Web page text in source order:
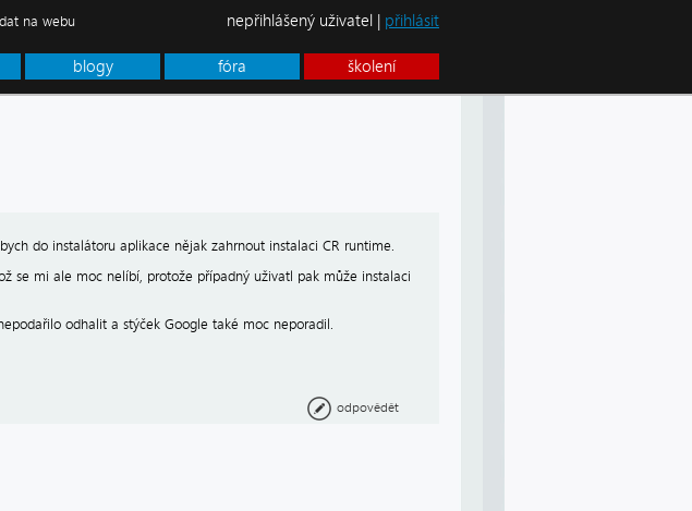
blogy fóra školení
na webu nepřihlášený uživatel | přihlásit
do instalátoru aplikace nějak zahrnout instalaci CR runtime.
se mi ale moc nelíbí, protože případný uživatl pak může instalaci
odhalit a stýček Google také moc neporadil.
odpovědět